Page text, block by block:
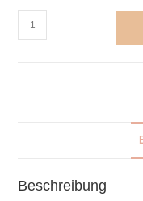
Beschreibung